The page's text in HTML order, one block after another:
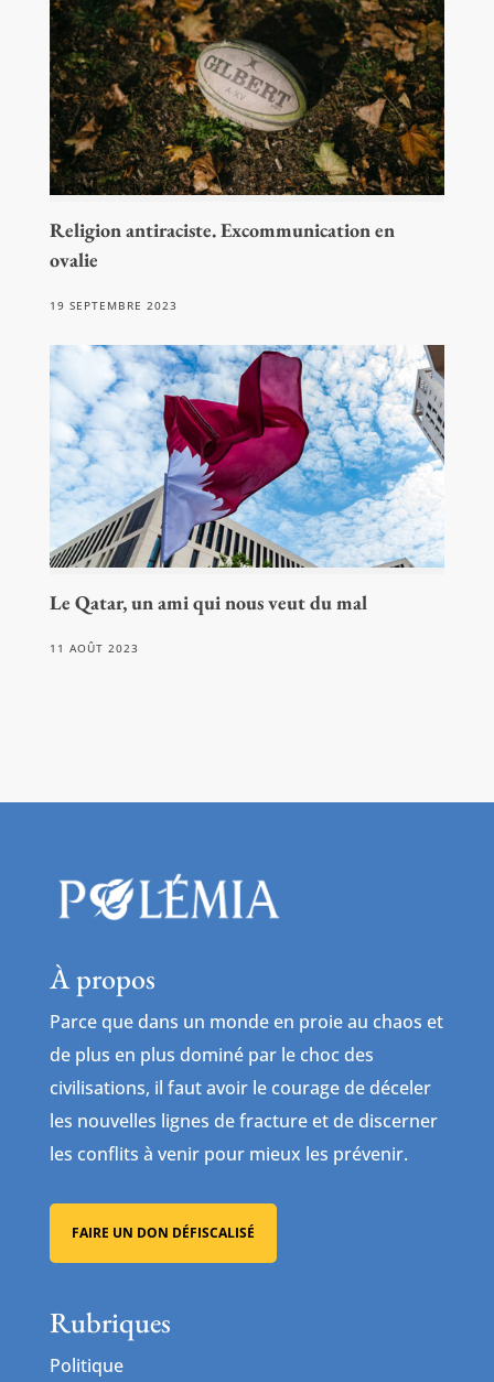
Religion antiraciste. Excommunication en
ovalie
19 SEPTEMBRE 2023
Le Qatar, un ami qui nous veut du mal
11 AOÛT 2023
À propos
Parce que dans un monde en proie au chaos et
de plus en plus dominé par le choc des
civilisations, il faut avoir le courage de déceler
les nouvelles lignes de fracture et de discerner
les conflits à venir pour mieux les prévenir.
FAIRE UN DON DÉFISCALISÉ
Rubriques
Politique